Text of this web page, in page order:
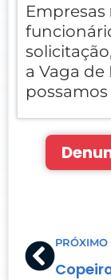
Empresas
a Vaga
possamos
Prev
PRÓXIMO